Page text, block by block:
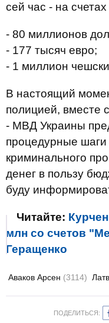
сей час - на
- 80 миллионов
- 177 тысяч евро;
- 1 миллион
В настоящий
полицией, вместе
- МВД Украины
процедурные
криминального
денег в пользу
буду
Читайте:
млн со счетов
Геращенко
Аваков Арсен (3114)
ПОДЕЛИТЬСЯ: